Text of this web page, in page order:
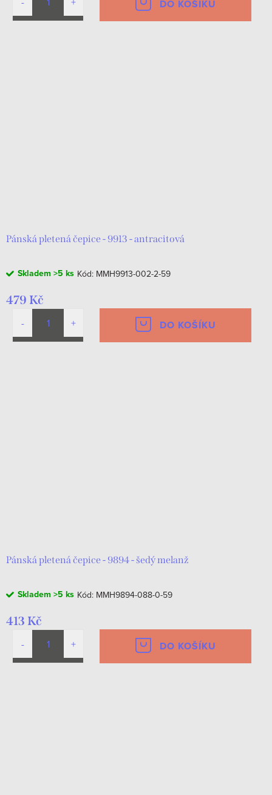
DO KOŠÍKU
Pánská pletená čepice - 9913 - antracitová
Skladem >5 ks Kód: MMH9913-002-2-59
479 Kč
DO KOŠÍKU
Pánská pletená čepice - 9894 - šedý melanž
Skladem >5 ks Kód: MMH9894-088-0-59
413 Kč
DO KOŠÍKU